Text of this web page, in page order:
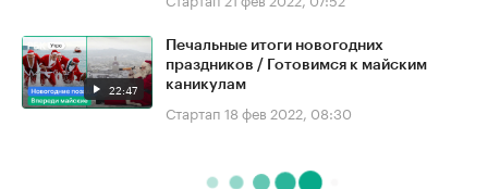
22:47
Печальные итоги новогодних
праздников / Готовимся к майским
каникулам
Стартап 18 фев 2022, 08:30